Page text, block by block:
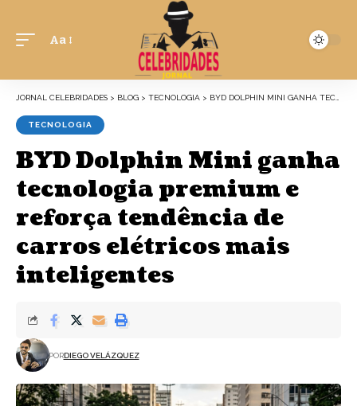
Aa
JORNAL CELEBRIDADES > BLOG > TECNOLOGIA > BYD DOLPHIN MINI GANHA TECNOLOGIA PREMIUM E REFORÇA TENDÊNCIA DE CARROS ELÉTRICOS MAIS INTELIGENTES
TECNOLOGIA
BYD Dolphin Mini ganha
tecnologia premium e
reforça tendência de
carros elétricos mais
inteligentes
PORDIEGO VELÁZQUEZ